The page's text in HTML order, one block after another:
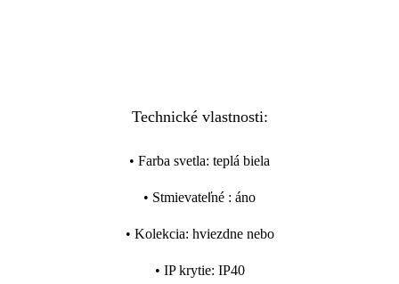
Technické vlastnosti:
• Farba svetla: teplá biela
• Stmievateľné : áno
• Kolekcia: hviezdne nebo
• IP krytie: IP40